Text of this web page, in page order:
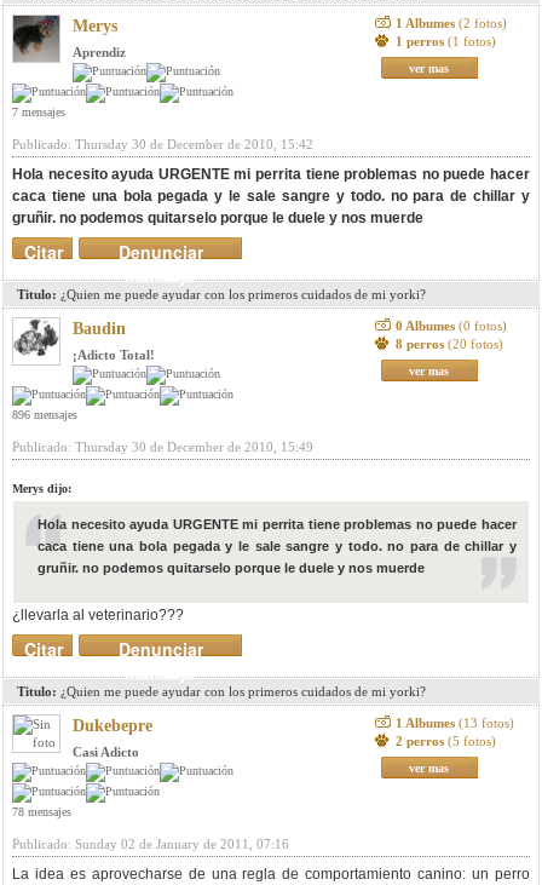
Merys
Aprendiz
7 mensajes
1 Albumes (2 fotos)
1 perros (1 fotos)
ver mas
Publicado: Thursday 30 de December de 2010, 15:42
Hola necesito ayuda URGENTE mi perrita tiene problemas no puede hacer
caca tiene una bola pegada y le sale sangre y todo. no para de chillar y
gruñir. no podemos quitarselo porque le duele y nos muerde
Denunciar
mensaje
Citar
Titulo: ¿Quien me puede ayudar con los primeros cuidados de mi yorki?
Baudin
¡Adicto Total!
896 mensajes
0 Albumes (0 fotos)
8 perros (20 fotos)
ver mas
Publicado: Thursday 30 de December de 2010, 15:49
Merys dijo:
Hola necesito ayuda URGENTE mi perrita tiene problemas no puede hacer
caca tiene una bola pegada y le sale sangre y todo. no para de chillar y
gruñir. no podemos quitarselo porque le duele y nos muerde
¿llevarla al veterinario???
Denunciar
mensaje
Citar
Titulo: ¿Quien me puede ayudar con los primeros cuidados de mi yorki?
Dukebepre
Casi Adicto
78 mensajes
1 Albumes (13 fotos)
2 perros (5 fotos)
ver mas
Publicado: Sunday 02 de January de 2011, 07:16
La idea es aprovecharse de una regla de comportamiento canino: un perro